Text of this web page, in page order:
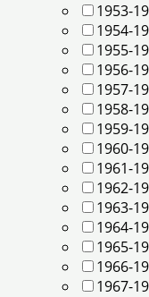
1953-
1954-
1955-
1956-
1957-
1958-
1959-
1960-
1961-
1962-
1963-
1964-
1965-
1966-
1967-